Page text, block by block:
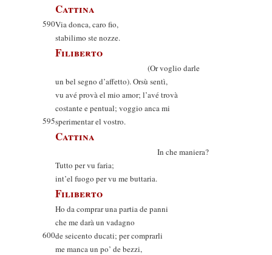
Cattina
590Via donca, caro fio,
stabilimo ste nozze.
Filiberto
(Or voglio darle
un bel segno d’affetto). Orsù sentì,
vu avé provà el mio amor; l’avé trovà
costante e pentual; voggio anca mi
595sperimentar el vostro.
Cattina
In che maniera?
Tutto per vu faria;
int’el fuogo per vu me buttaria.
Filiberto
Ho da comprar una partia de panni
che me darà un vadagno
600de seicento ducati; per comprarli
me manca un po’ de bezzi,